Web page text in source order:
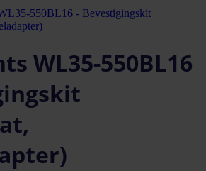
550BL16 - Bevestigingskit
WL35-550BL16